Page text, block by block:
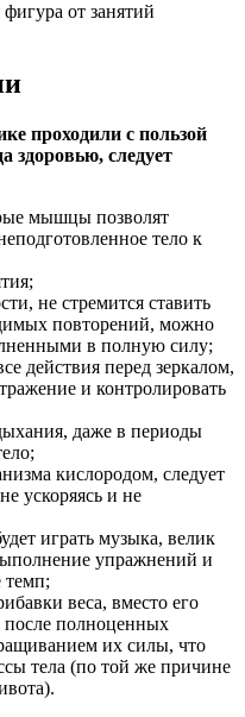
от занятий
проходили с пользой
здоровью, следует
мышцы позволят
тело к
не стремится ставить
повторений, можно
в полную силу;
действия перед зеркалом,
и контролировать
даже в периоды
кислородом, следует
ускоряясь и не
играть музыка, велик
упражнений и
темп;
веса, вместо его
полноценных
их силы, что
тела (по той же причине